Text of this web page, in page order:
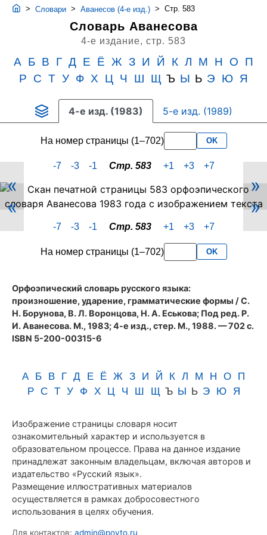
> Словари > Аванесов (4-е изд.) > Стр. 583
Словарь Аванесова
4-е издание, стр. 583
А Б В Г Д Е Ё Ж З И Й К Л М Н О
П
Р
С Т У Ф Х Ц Ч Ш Щ Ъ Ы Ь Э Ю Я
4-е изд. (1983) 5-е изд. (1989)
На номер страницы (1–702) OK
-7 -3 -1 Стр. 583 +1 +3 +7
Скан
PDF-
страницы
583
Аванесова
«
»
«
»
-7 -3 -1 Стр. 583 +1 +3 +7
На номер страницы (1–702) OK
Орфоэпический словарь русского языка:
произношение, ударение, грамматические формы / С.
Н. Борунова, В. Л. Воронцова, Н. А. Еськова; Под ред. Р.
И. Аванесова. М., 1983; 4-е изд., стер. М., 1988. — 702 с.
ISBN 5-200-00315-6
А Б В Г Д Е Ё Ж З И Й К Л М Н О П
Р С Т У Ф Х Ц Ч Ш Щ Ъ Ы Ь Э Ю Я
Изображение страницы словаря носит
ознакомительный характер и используется в
образовательном процессе. Права на данное издание
принадлежат законным владельцам, включая авторов и
издательство «Русский язык».
Размещение иллюстративных материалов
осуществляется в рамках добросовестного
использования в целях обучения.
Для контактов: admin@povto.ru